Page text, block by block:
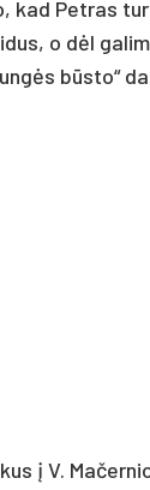
kad Petras
o dėl
būsto“
į V.